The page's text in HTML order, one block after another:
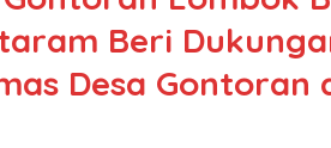
Beri
Desa Gontoran